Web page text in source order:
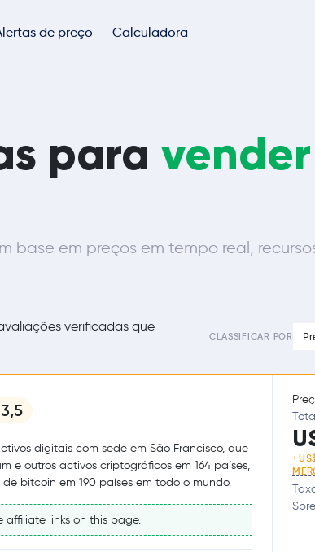
de preço Calculadora
para vender
base em preços em tempo real,
verificadas que
CLASSIFICAR POR
3,5
digitais com sede em São Francisco, que
e outros activos criptográficos em 164 países,
bitcoin em 190 países em todo o mundo.
links on this page.